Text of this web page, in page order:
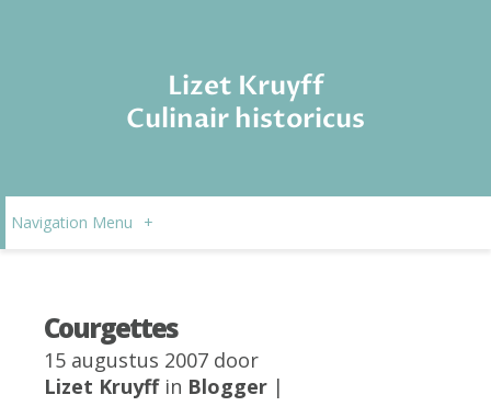
Lizet Kruyff
Culinair historicus
Navigation Menu +
Courgettes
15 augustus 2007 door
Lizet Kruyffin Blogger |